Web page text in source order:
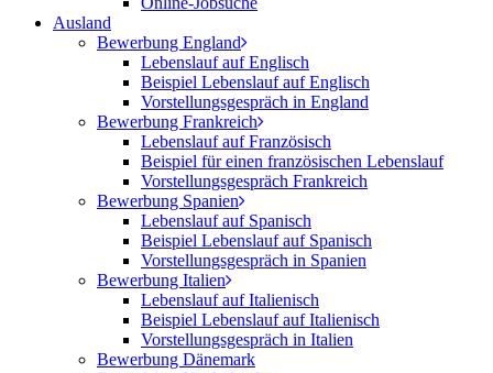
Ausland
Bewerbung England
Lebenslauf auf Englisch
Beispiel Lebenslauf auf Englisch
Vorstellungsgespräch in England
Bewerbung Frankreich
Lebenslauf auf Französisch
Beispiel für einen französischen Lebenslauf
Vorstellungsgespräch Frankreich
Bewerbung Spanien
Lebenslauf auf Spanisch
Beispiel Lebenslauf auf Spanisch
Vorstellungsgespräch in Spanien
Bewerbung Italien
Lebenslauf auf Italienisch
Beispiel Lebenslauf auf Italienisch
Vorstellungsgespräch in Italien
Bewerbung Dänemark